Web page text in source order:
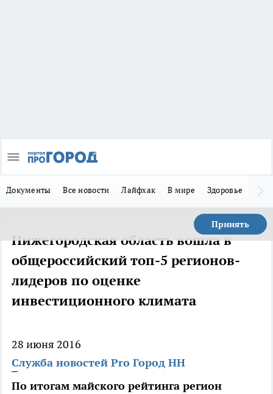
Документы Все новости Лайфхак В мире Здоровье
Принять
Нижегородская область вошла в
общероссийский топ-5 регионов-
лидеров по оценке
инвестиционного климата
28 июня 2016
Служба новостей Pro Город НН
По итогам майского рейтинга регион